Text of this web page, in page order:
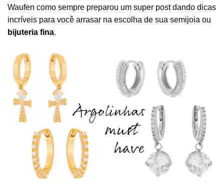
Waufen como sempre preparou um super post dando dicas
incríveis para você arrasar na escolha de sua semijoia ou
bijuteria fina.